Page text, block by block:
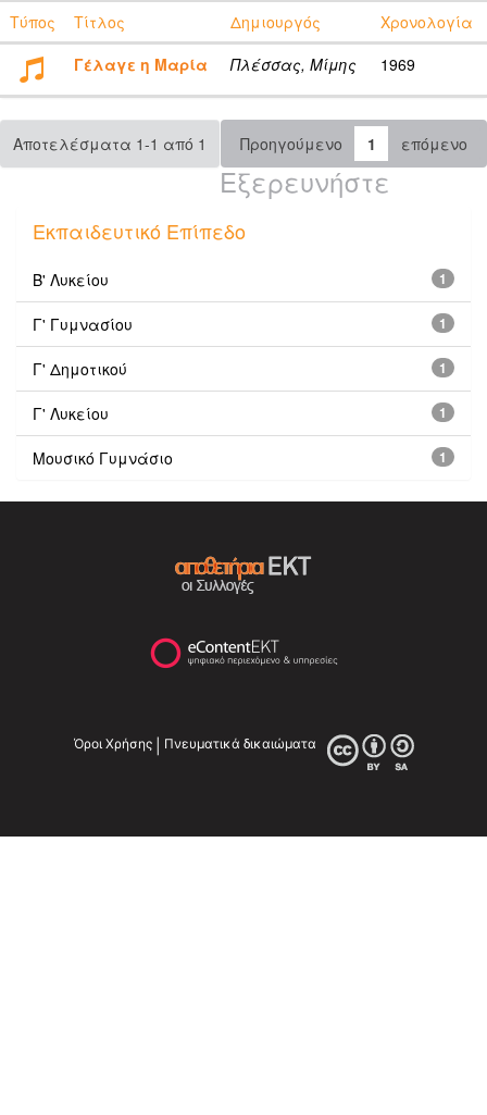
Τύπος Τίτλος Δημιουργός
Χρονολογία
Γέλαγε η Μαρία
Πλέσσας, Μίμης 1969
Αποτελέσματα 1-1 από 1 Προηγούμενο 1 επόμενο
Εξερευνήστε
Εκπαιδευτικό Επίπεδο
1
Β' Λυκείου
1
Γ' Γυμνασίου
1
Γ' Δημοτικού
1
Γ' Λυκείου
1
Μουσικό Γυμνάσιο